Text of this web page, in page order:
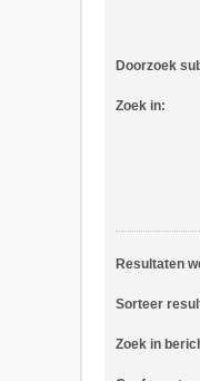
Doorzoek
Zoek in:
Resultaten
Sorteer
Zoek in